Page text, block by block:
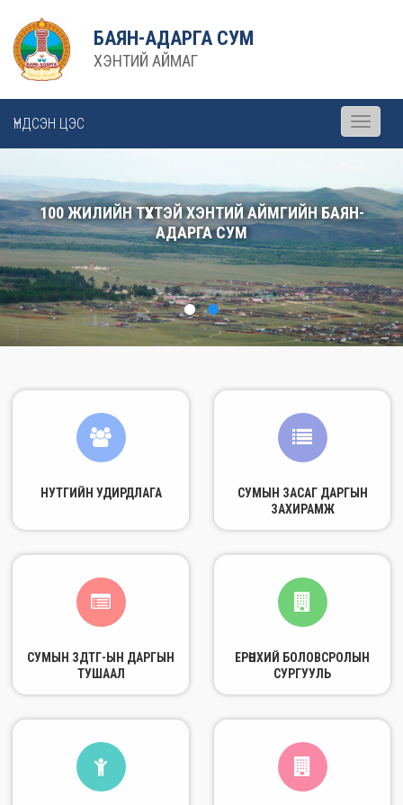
БАЯН-АДАРГА СУМ
ХЭНТИЙ АЙМАГ
ҮНДСЭН ЦЭС
Toggle
100 ЖИЛИЙН ТҮҮХТЭЙ ХЭНТИЙ АЙМГИЙН БАЯН-
АДАРГА СУМ
НУТГИЙН УДИРДЛАГА
СУМЫН ЗАСАГ ДАРГЫН
ЗАХИРАМЖ
СУМЫН ЗДТГ-ЫН ДАРГЫН
ТУШААЛ
ЕРӨНХИЙ БОЛОВСРОЛЫН
СУРГУУЛЬ